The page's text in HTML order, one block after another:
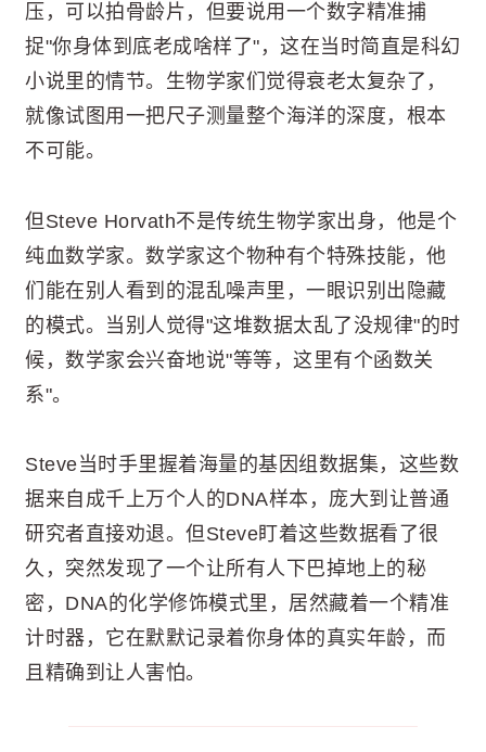
压，可以拍骨龄片，但要说用一个数字精准捕
捉"你身体到底老成啥样了"，这在当时简直是科幻
小说里的情节。生物学家们觉得衰老太复杂了，
就像试图用一把尺子测量整个海洋的深度，根本
不可能。
但Steve Horvath不是传统生物学家出身，他是个
纯血数学家。数学家这个物种有个特殊技能，他
们能在别人看到的混乱噪声里，一眼识别出隐藏
的模式。当别人觉得"这堆数据太乱了没规律"的时
候，数学家会兴奋地说"等等，这里有个函数关
系"。
Steve当时手里握着海量的基因组数据集，这些数
据来自成千上万个人的DNA样本，庞大到让普通
研究者直接劝退。但Steve盯着这些数据看了很
久，突然发现了一个让所有人下巴掉地上的秘
密，DNA的化学修饰模式里，居然藏着一个精准
计时器，它在默默记录着你身体的真实年龄，而
且精确到让人害怕。